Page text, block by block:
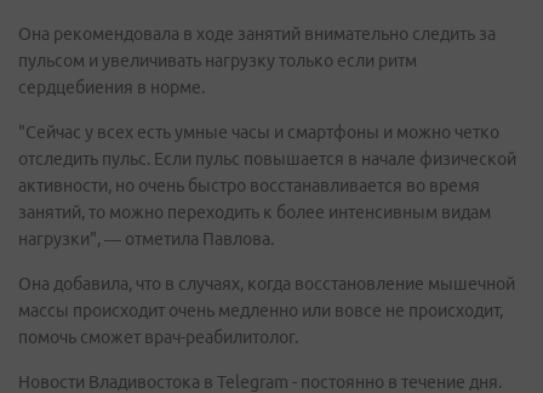
Она рекомендовала в ходе занятий внимательно следить за
пульсом и увеличивать нагрузку только если ритм
сердцебиения в норме.
"Сейчас у всех есть умные часы и смартфоны и можно четко
отследить пульс. Если пульс повышается в начале физической
активности, но очень быстро восстанавливается во время
занятий, то можно переходить к более интенсивным видам
нагрузки", — отметила Павлова.
Она добавила, что в случаях, когда восстановление мышечной
массы происходит очень медленно или вовсе не происходит,
помочь сможет врач-реабилитолог.
Новости Владивостока в Telegram - постоянно в течение дня.